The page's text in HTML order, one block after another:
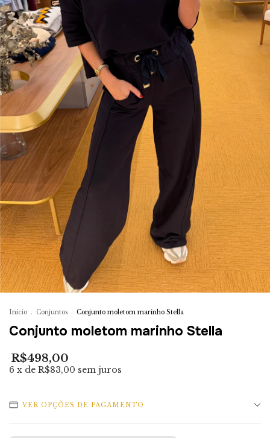
Início . Conjuntos . Conjunto moletom marinho Stella
Conjunto moletom marinho Stella
R$498,00
6 x de R$83,00 sem juros
VER OPÇÕES DE PAGAMENTO